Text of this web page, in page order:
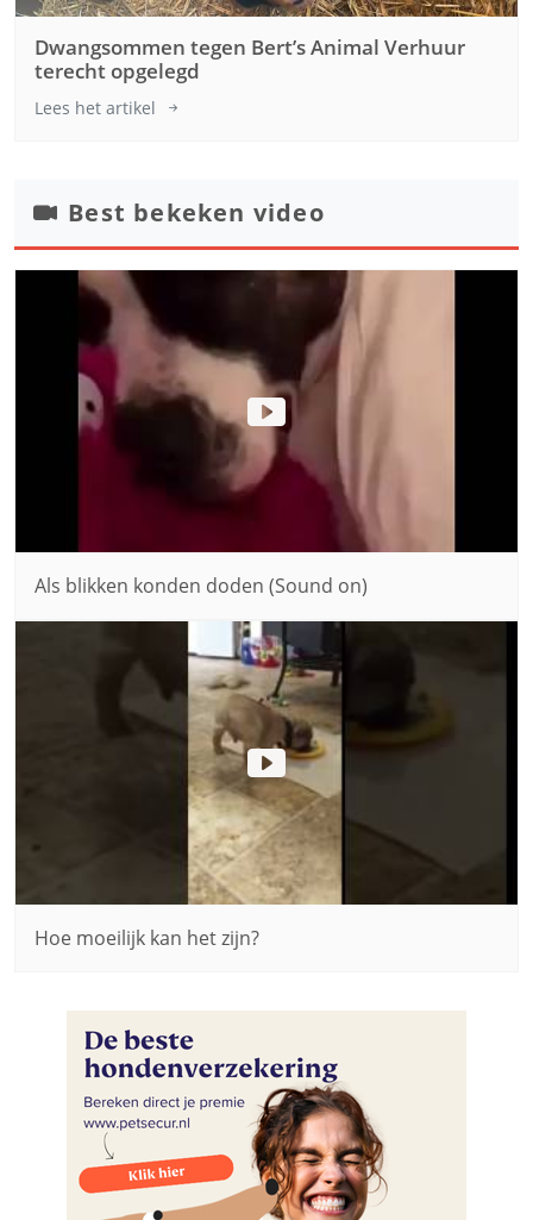
Dwangsommen tegen Bert’s Animal Verhuur
terecht opgelegd
Lees het artikel
Best bekeken video
Als blikken konden doden (Sound on)
Hoe moeilijk kan het zijn?